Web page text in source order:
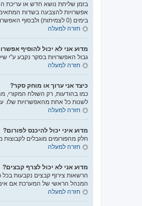
בזמן שליחת נושא חדש או עריכת
אפשרויות להצבעה בשדות
בימים (0 לצמיתות) ולבסוף האפשרות אשר מאפשרת למשתמשים לשנות את ההצבעות שלהם.
חזרה למעלה
מדוע אני לא יכול להוסיף
גבול האפשרויות בסקר נקבע ע"י
חזרה למעלה
כיצד אני ערוך או מוחק סקר?
כמו בהודעות, רק השולח המקורי,
לשנות כל אחת מהאפשרויות שלו.
חזרה למעלה
מדוע איני יכול להיכנס לפורום?
חלק מהפורומים מוגבלים
חזרה למעלה
מדוע אני לא יכול לצרף קבצים?
הרשאות צירוף קבצים נקבעות
המנהל הראשי של המערכת אם
חזרה למעלה